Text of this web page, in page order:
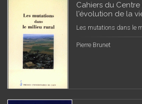
Cahiers du
l'évolution de la
Les mutations dans le
Pierre Brunet